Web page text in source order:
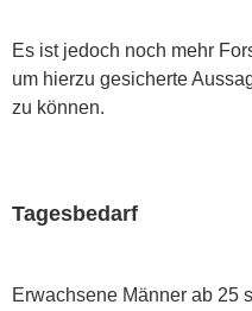
Es ist jedoch noch mehr
um hierzu gesicherte
zu können.
Tagesbedarf
Erwachsene Männer ab 25